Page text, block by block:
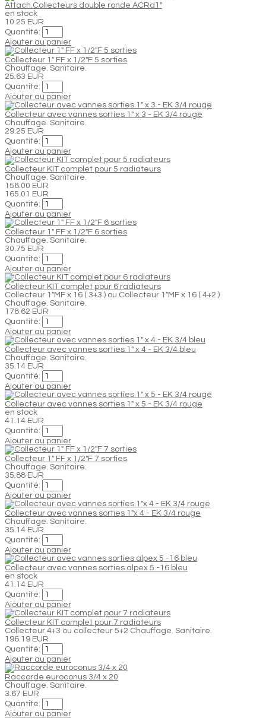
Attach.Collecteurs double ronde ACRd1"
en stock
10.25 EUR
Quantité:
Ajouter au panier
Collecteur 1" FF x 1/2"F 5 sorties
Chauffage. Sanitaire.
25.63 EUR
Quantité:
Ajouter au panier
Collecteur avec vannes sorties 1" x 3 - EK 3/4 rouge
Chauffage. Sanitaire.
29.25 EUR
Quantité:
Ajouter au panier
Collecteur KIT complet pour 5 radiateurs
Chauffage. Sanitaire.
158.00 EUR
165.01 EUR
Quantité:
Ajouter au panier
Collecteur 1" FF x 1/2"F 6 sorties
Chauffage. Sanitaire.
30.75 EUR
Quantité:
Ajouter au panier
Collecteur KIT complet pour 6 radiateurs
Collecteur 1"MF x 16 ( 3+3 ) ou Collecteur 1"MF x 16 ( 4+2 )
Chauffage. Sanitaire.
178.62 EUR
Quantité:
Ajouter au panier
Collecteur avec vannes sorties 1" x 4 - EK 3/4 bleu
Chauffage. Sanitaire.
35.14 EUR
Quantité:
Ajouter au panier
Collecteur avec vannes sorties 1" x 5 - EK 3/4 rouge
en stock
41.14 EUR
Quantité:
Ajouter au panier
Collecteur 1" FF x 1/2"F 7 sorties
Chauffage. Sanitaire.
35.88 EUR
Quantité:
Ajouter au panier
Collecteur avec vannes sorties 1"x 4 - EK 3/4 rouge
Chauffage. Sanitaire.
35.14 EUR
Quantité:
Ajouter au panier
Collecteur avec vannes sorties alpex 5 -16 bleu
en stock
41.14 EUR
Quantité:
Ajouter au panier
Collecteur KIT complet pour 7 radiateurs
Collecteur 4+3 ou collecteur 5+2 Chauffage. Sanitaire.
196.19 EUR
Quantité:
Ajouter au panier
Raccorde euroconus 3/4 x 20
Chauffage. Sanitaire.
3.67 EUR
Quantité:
Ajouter au panier